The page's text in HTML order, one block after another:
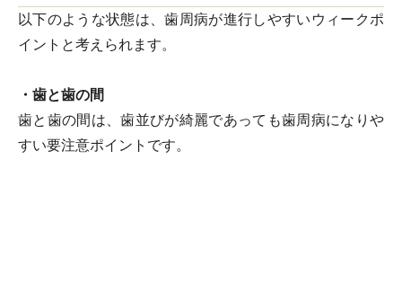
以下のような状態は、歯周病が進行しやすいウィークポ
イントと考えられます。
・歯と歯の間
歯と歯の間は、歯並びが綺麗であっても歯周病になりや
すい要注意ポイントです。